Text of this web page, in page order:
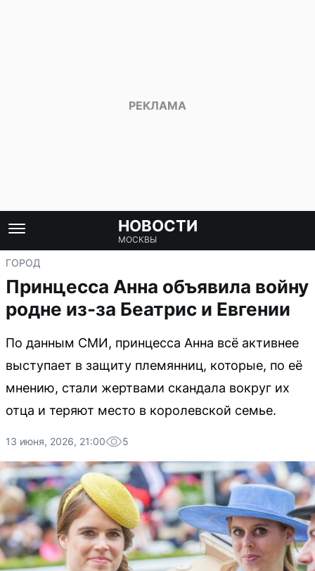
НОВОСТИ
МОСКВЫ
ГОРОД
Принцесса Анна объявила войну
родне из-за Беатрис и Евгении
По данным СМИ, принцесса Анна всё активнее
выступает в защиту племянниц, которые, по её
мнению, стали жертвами скандала вокруг их
отца и теряют место в королевской семье.
13 июня, 2026, 21:00 5